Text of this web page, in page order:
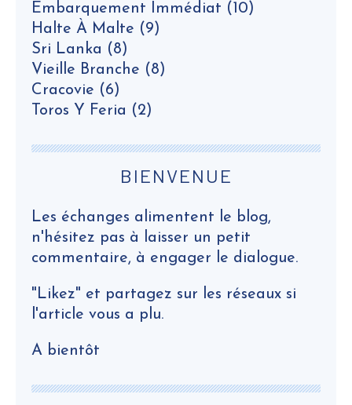
Embarquement Immédiat (10)
Halte À Malte (9)
Sri Lanka (8)
Vieille Branche (8)
Cracovie (6)
Toros Y Feria (2)
BIENVENUE
Les échanges alimentent le blog,
n'hésitez pas à laisser un petit
commentaire, à engager le dialogue.
"Likez" et partagez sur les réseaux si
l'article vous a plu.
A bientôt